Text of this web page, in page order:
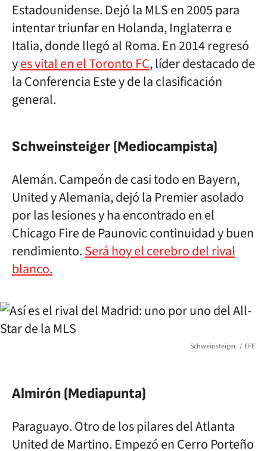
Estadounidense. Dejó la MLS en 2005 para
intentar triunfar en Holanda, Inglaterra e
Italia, donde llegó al Roma. En 2014 regresó
yes vital en el Toronto FC, líder destacado de
la Conferencia Este y de la clasificación
general.
Schweinsteiger (Mediocampista)
Alemán. Campeón de casi todo en Bayern,
United y Alemania, dejó la Premier asolado
por las lesiones y ha encontrado en el
Chicago Fire de Paunovic continuidad y buen
rendimiento.Será hoy el cerebro del rival
blanco.
Schweinsteiger. EFE
Almirón (Mediapunta)
Paraguayo. Otro de los pilares del Atlanta
United de Martino. Empezó en Cerro Porteño